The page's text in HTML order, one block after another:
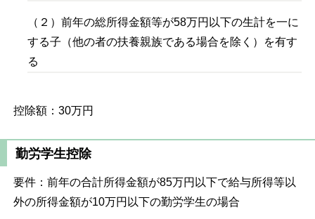
（２）前年の総所得金額等が58万円以下の生計を一に
する子（他の者の扶養親族である場合を除く）を有す
る
控除額：30万円
勤労学生控除
要件：前年の合計所得金額が85万円以下で給与所得等以
外の所得金額が10万円以下の勤労学生の場合